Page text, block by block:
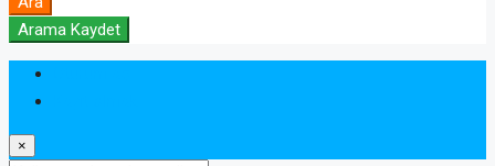
Arama Kaydet
×